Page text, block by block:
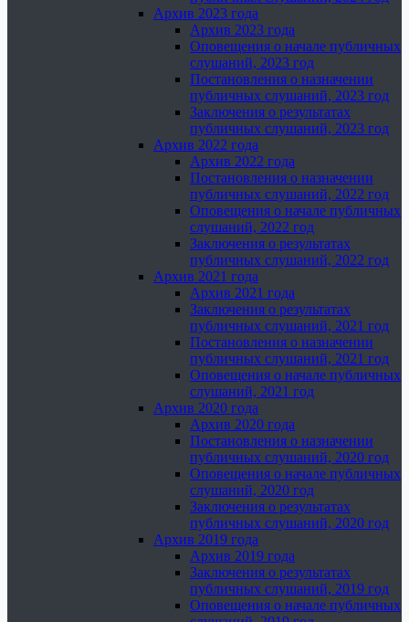
Архив 2023 года
Архив 2023 года
Оповещения о начале публичных
слушаний, 2023 год
Постановления о назначении
публичных слушаний, 2023 год
Заключения о результатах
публичных слушаний, 2023 год
Архив 2022 года
Архив 2022 года
Постановления о назначении
публичных слушаний, 2022 год
Оповещения о начале публичных
слушаний, 2022 год
Заключения о результатах
публичных слушаний, 2022 год
Архив 2021 года
Архив 2021 года
Заключения о результатах
публичных слушаний, 2021 год
Постановления о назначении
публичных слушаний, 2021 год
Оповещения о начале публичных
слушаний, 2021 год
Архив 2020 года
Архив 2020 года
Постановления о назначении
публичных слушаний, 2020 год
Оповещения о начале публичных
слушаний, 2020 год
Заключения о результатах
публичных слушаний, 2020 год
Архив 2019 года
Архив 2019 года
Заключения о результатах
публичных слушаний, 2019 год
Оповещения о начале публичных